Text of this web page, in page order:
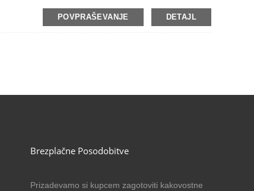
POVPRAŠEVANJE DETAJL
Brezplačne Posodobitve
Prizadevamo si kupcem zagotoviti kakovostne